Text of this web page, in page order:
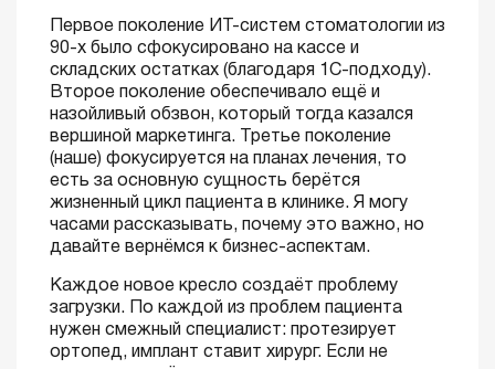
Первое поколение ИТ-систем стоматологии из
90-х было сфокусировано на кассе и
складских остатках (благодаря 1С-подходу).
Второе поколение обеспечивало ещё и
назойливый обзвон, который тогда казался
вершиной маркетинга. Третье поколение
(наше) фокусируется на планах лечения, то
есть за основную сущность берётся
жизненный цикл пациента в клинике. Я могу
часами рассказывать, почему это важно, но
давайте вернёмся к бизнес-аспектам.
Каждое новое кресло создаёт проблему
загрузки. По каждой из проблем пациента
нужен смежный специалист: протезирует
ортопед, имплант ставит хирург. Если не